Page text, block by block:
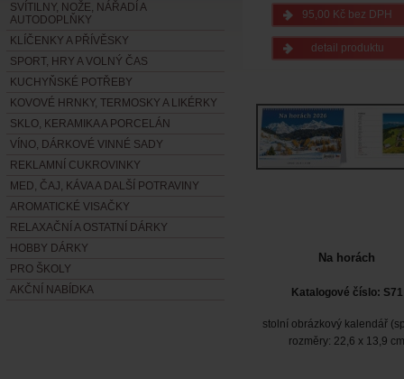
SVÍTILNY, NOŽE, NÁŘADÍ A
AUTODOPLŇKY
KLÍČENKY A PŘÍVĚSKY
SPORT, HRY A VOLNÝ ČAS
KUCHYŇSKÉ POTŘEBY
KOVOVÉ HRNKY, TERMOSKY A LIKÉRKY
SKLO, KERAMIKA A PORCELÁN
VÍNO, DÁRKOVÉ VINNÉ SADY
REKLAMNÍ CUKROVINKY
MED, ČAJ, KÁVA A DALŠÍ POTRAVINY
AROMATICKÉ VISAČKY
RELAXAČNÍ A OSTATNÍ DÁRKY
HOBBY DÁRKY
PRO ŠKOLY
AKČNÍ NABÍDKA
95,00 Kč bez DPH
detail produktu
Na horách
Katalogové číslo: S71
stolní obrázkový kalendář
rozměry: 22,6 x 13,9